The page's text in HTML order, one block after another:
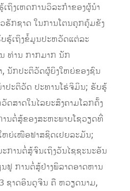
ຖິງເຫດການວິລະກໍາຂອງຜູ້ນໍາ
ຮັກຊາດ ໃນການໂຕນຄຸກຄຸ້ມຂັງ
ຮູ້ເຖິງຂໍ້ມູນປະຫວັດແຕ່ລະ
ທ່ານ ກາກມາກ ນັກ
, ນັກປະຕິວັດຜູ້ຍິງໃຫຍ່ຂອງຊົນ
ປະຕິວັດ ປະທານໂຮ່ຈິມິນ; ຮັບຮູ້
ດສາດໃນໄລຍະສົງຄາມໂລກຄັ້ງ
ນຕໍ່ສູ້ຂອງສະຫະພາບໂຊວຽດທີ່
ຫຍ່ເໜືອຟາສຊິດເຢຍລະມັນ;
ການຕໍ່ສູ້ຈົນເຖິງວັນໄຊຊະນະອັນ
ຟູ ການຕໍ່ສູ້ຢ່າງພິລາດອາດຫານ
ຊາດອິນດູຈີນ ຄື ຫວຽດນາມ,